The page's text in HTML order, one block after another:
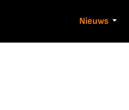
Nieuws